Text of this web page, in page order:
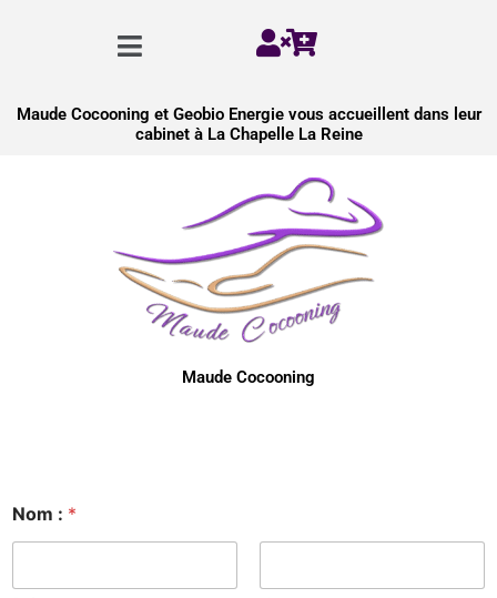
Menu
Maude Cocooning et Geobio Energie vous accueillent dans leur
cabinet à La Chapelle La Reine
Maude Cocooning
Nom : *